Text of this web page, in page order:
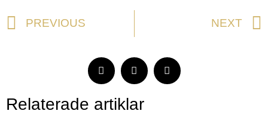
PREVIOUS NEXT
Relaterade artiklar